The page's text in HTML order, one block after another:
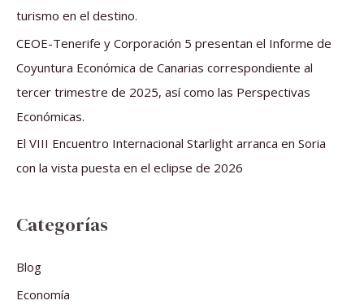
turismo en el destino.
CEOE-Tenerife y Corporación 5 presentan el Informe de
Coyuntura Económica de Canarias correspondiente al
tercer trimestre de 2025, así como las Perspectivas
Económicas.
El VIII Encuentro Internacional Starlight arranca en Soria
con la vista puesta en el eclipse de 2026
Categorías
Blog
Economía